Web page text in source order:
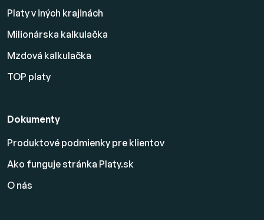
Platy v iných krajinách
Milionárska kalkulačka
Mzdová kalkulačka
TOP platy
Dokumenty
Produktové podmienky pre klientov
Ako funguje stránka Platy.sk
O nás